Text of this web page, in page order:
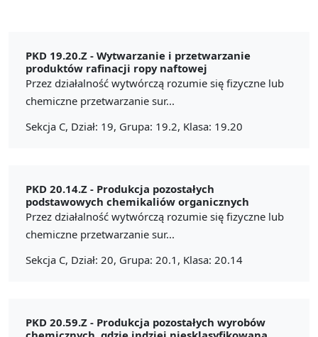
PKD 19.20.Z - Wytwarzanie i przetwarzanie
produktów rafinacji ropy naftowej
Przez działalność wytwórczą rozumie się fizyczne lub
chemiczne przetwarzanie sur...
Sekcja C, Dział: 19, Grupa: 19.2, Klasa: 19.20
PKD 20.14.Z - Produkcja pozostałych
podstawowych chemikaliów organicznych
Przez działalność wytwórczą rozumie się fizyczne lub
chemiczne przetwarzanie sur...
Sekcja C, Dział: 20, Grupa: 20.1, Klasa: 20.14
PKD 20.59.Z - Produkcja pozostałych wyrobów